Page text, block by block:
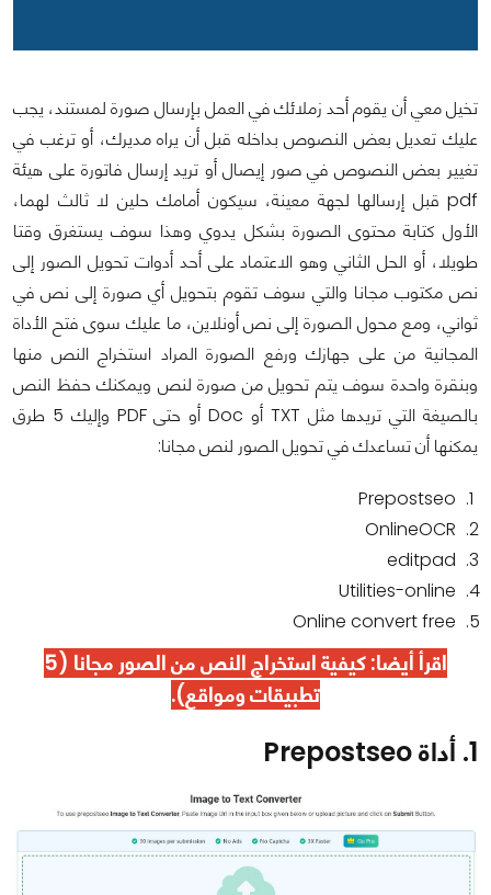
تخيل معي أن يقوم أحد زملائك في العمل بإرسال صورة لمستند، يجب
عليك تعديل بعض النصوص بداخله قبل أن يراه مديرك، أو ترغب في
تغيير بعض النصوص في صور إيصال أو تريد إرسال فاتورة على هيئة
pdf قبل إرسالها لجهة معينة، سيكون أمامك حلين لا ثالث لهما،
الأول كتابة محتوى الصورة بشكل يدوي وهذا سوف يستغرق وقتا
طويلا، أو الحل الثاني وهو الاعتماد على أحد أدوات تحويل الصور إلى
نص مكتوب مجانا والتي سوف تقوم بتحويل أي صورة إلى نص في
ثواني، ومع محول الصورة إلى نص أونلاين، ما عليك سوى فتح الأداة
المجانية من على جهازك ورفع الصورة المراد استخراج النص منها
وبنقرة واحدة سوف يتم تحويل من صورة لنص ويمكنك حفظ النص
بالصيغة التي تريدها مثل TXT أو Doc أو حتى PDF وإليك 5 طرق
يمكنها أن تساعدك في تحويل الصور لنص مجانا:
Prepostseo
OnlineOCR
editpad
Utilities-online
Online convert free
اقرأ أيضا:
كيفية استخراج النص من الصور مجانا (5
تطبيقات ومواقع).
1. أداة Prepostseo